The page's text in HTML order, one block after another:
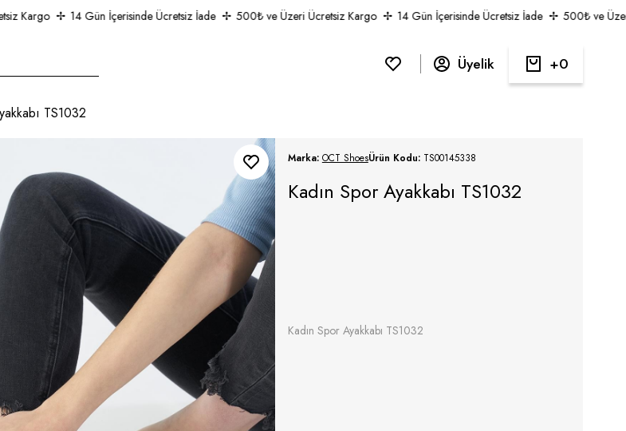
Kargo 14 Gün İçerisinde Ücretsiz İade 500₺ ve Üzeri Ücretsiz Kargo 14 Gün İçerisinde Ücretsiz İade 500₺ ve Üzeri
Üyelik 0
TS1032
Marka: OCT ShoesÜrün Kodu: TS00145338
Kadın Spor Ayakkabı TS1032
Kadın Spor Ayakkabı TS1032